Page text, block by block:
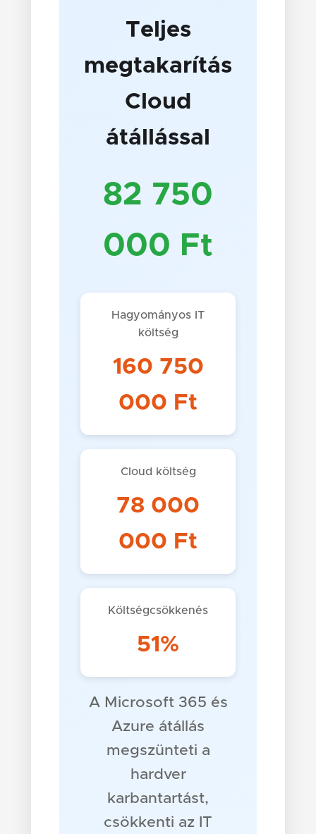
Teljes
megtakarítás
Cloud
átállással
82 750
000 Ft
Hagyományos IT
költség
160 750
000 Ft
Cloud költség
78 000
000 Ft
Költségcsökkenés
51%
A Microsoft 365 és
Azure átállás
megszünteti a
hardver
karbantartást,
csökkenti az IT